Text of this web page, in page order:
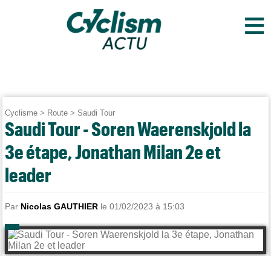
≡
Cyclisme > Route > Saudi Tour
Saudi Tour - Soren Waerenskjold la
3e étape, Jonathan Milan 2e et
leader
Par Nicolas GAUTHIER le 01/02/2023 à 15:03